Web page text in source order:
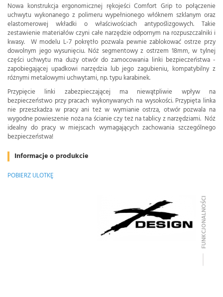
Nowa konstrukcja ergonomicznej rękojeści Comfort Grip to połączenie
uchwytu wykonanego z polimeru wypełnionego włóknem szklanym oraz
elastomerowej wkładki o właściwościach antypoślizgowych. Takie
zestawienie materiałów czyni całe narzędzie odpornym na rozpuszczalniki i
kwasy. W modelu L-7 pokrętło pozwala pewnie zablokować ostrze przy
dowolnym jego wysunięciu. Nóż segmentowy z ostrzem 18mm, w tylnej
części uchwytu ma duży otwór do zamocowania linki bezpieczeństwa -
zapobiegającej upadkowi narzędzia lub jego zagubieniu, kompatybilny z
różnymi metalowymi uchwytami, np. typu karabinek.
Przypięcie linki zabezpieczającej ma niewątpliwie wpływ na
bezpieczeństwo przy pracach wykonywanych na wysokości. Przypięta linka
nie przeszkadza w pracy ani też w wymianie ostrza, otwór pozwala na
wygodne powieszenie noża na ścianie czy też na tablicy z narzędziami. Nóż
idealny do pracy w miejscach wymagających zachowania szczególnego
bezpieczeństwa!
Informacje o produkcie
POBIERZ ULOTKĘ
FUNKCJONALNOŚCI